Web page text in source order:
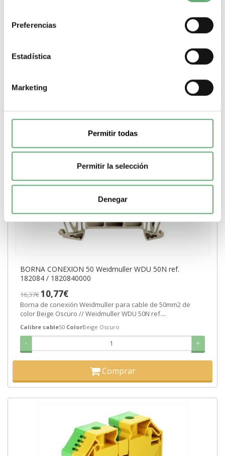
Preferencias
Estadística
Marketing
Permitir todas
Permitir la selección
Denegar
Borna de conexión Weidmuller para cable de 70mm2 de
color Beige Oscuro // Weidmuller WDU 70N/35 ref....
- +
BORNA CONEXION 50 Weidmuller WDU 50N ref.
182084 / 1820840000
16,37€10,77€
Borna de conexión Weidmuller para cable de 50mm2 de
color Beige Oscuro // Weidmuller WDU 50N ref....
Calibre cable50 ColorBeige Oscuro
- +
Comprar